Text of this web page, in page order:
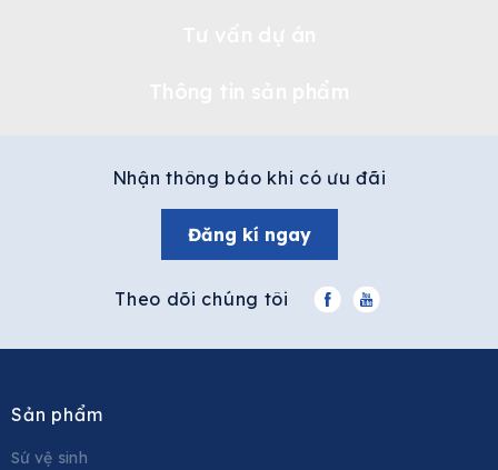
Nhận thông báo khi có ưu đãi
Đăng kí ngay
Theo dõi chúng tôi
Sản phẩm
Sứ vệ sinh